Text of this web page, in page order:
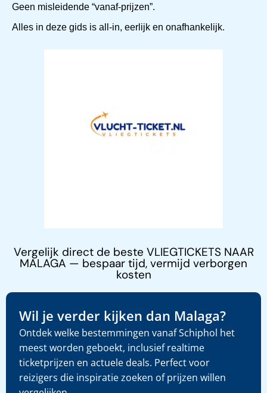
Geen misleidende “vanaf-prijzen”.
Alles in deze gids is all-in, eerlijk en onafhankelijk.
Vergelijk direct de beste VLIEGTICKETS NAAR
MALAGA — bespaar tijd, vermijd verborgen
kosten
Wil je verder kijken dan Malaga?
Ontdek welke bestemmingen vanaf Schiphol het
meest worden geboekt, inclusief realtime
ticketprijzen en actuele deals. Perfect voor
reizigers die inspiratie zoeken of prijzen willen